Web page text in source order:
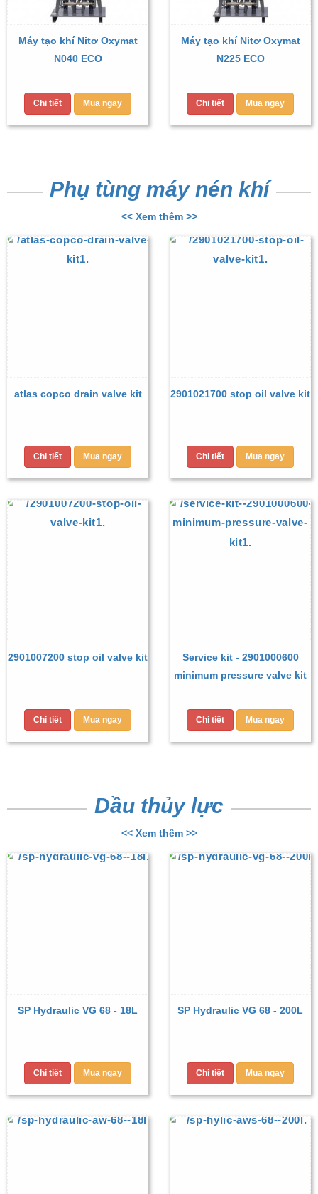
Máy tạo khí Nitơ Oxymat
N040 ECO
Chi tiết Mua ngay
Máy tạo khí Nitơ Oxymat
N225 ECO
Chi tiết Mua ngay
Phụ tùng máy nén khí
<< Xem thêm >>
atlas copco drain valve kit
Chi tiết Mua ngay
2901021700 stop oil valve kit
Chi tiết Mua ngay
2901007200 stop oil valve kit
Chi tiết Mua ngay
Service kit - 2901000600
minimum pressure valve kit
Chi tiết Mua ngay
Dầu thủy lực
<< Xem thêm >>
SP Hydraulic VG 68 - 18L
Chi tiết Mua ngay
SP Hydraulic VG 68 - 200L
Chi tiết Mua ngay